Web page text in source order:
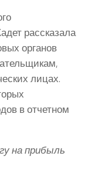
рассказала
органов
лицах.
в отчетном
на прибыль